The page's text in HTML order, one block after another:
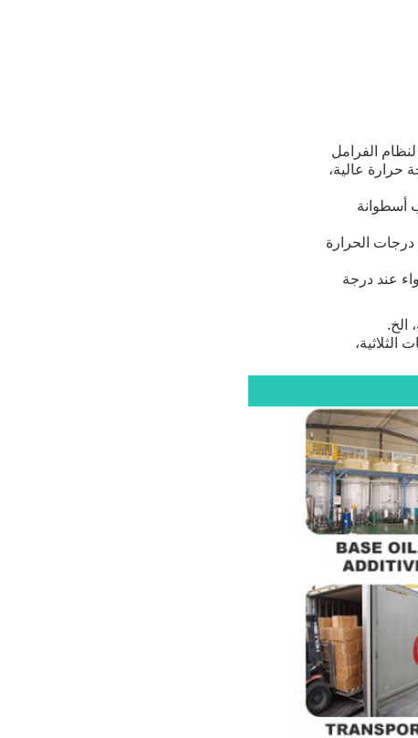
الفرامل
عالية،
أسطوانة
درجات الحرارة
عند درجة
الخ.
الثلاثية،